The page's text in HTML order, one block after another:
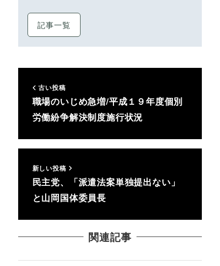
記事一覧
古い投稿
職場のいじめ急増/平成１９年度個別
労働紛争解決制度施行状況
新しい投稿
民主党、「派遣法案単独提出ない」
と山岡国体委員長
関連記事